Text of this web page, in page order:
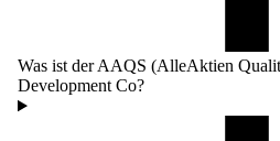
Was ist der AAQS (AlleAktien
Development Co?